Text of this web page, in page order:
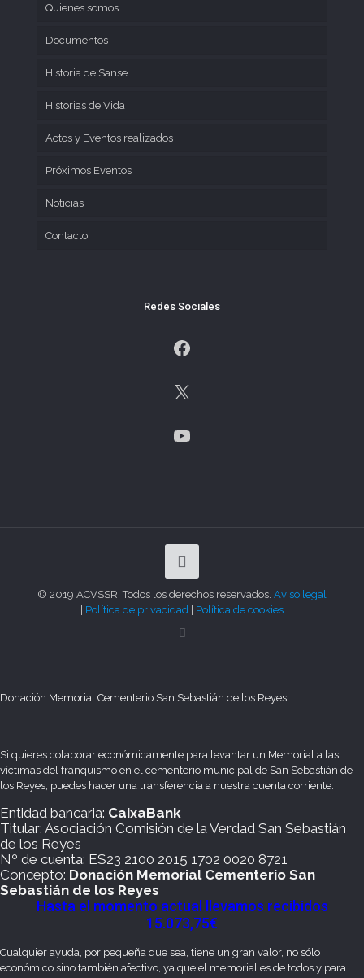
Quienes somos
Documentos
Historia de Sanse
Historias de Vida
Actos y Eventos realizados
Próximos Eventos
Noticias
Contacto
Redes Sociales
Facebook
X
YouTube
© 2019 ACVSSR. Todos los derechos reservados. Aviso legal
Política de privacidad Política de cookies
Donación Memorial Cementerio San Sebastián de los Reyes
Si quieres colaborar económicamente para levantar un Memorial a las
víctimas del franquismo en el cementerio municipal de San Sebastián de
los Reyes, puedes hacer una transferencia a nuestra cuenta corriente:
Entidad bancaria: CaixaBank
Titular: Asociación Comisión de la Verdad San Sebastián
de los Reyes
Nº de cuenta: ES23 2100 2015 1702 0020 8721
Concepto: Donación Memorial Cementerio San
Sebastián de los Reyes
Hasta el momento actual llevamos recibidos
15.073,75€
Cualquier ayuda, por pequeña que sea, tiene un gran valor, no sólo
económico sino también afectivo, ya que el memorial es de todos y para